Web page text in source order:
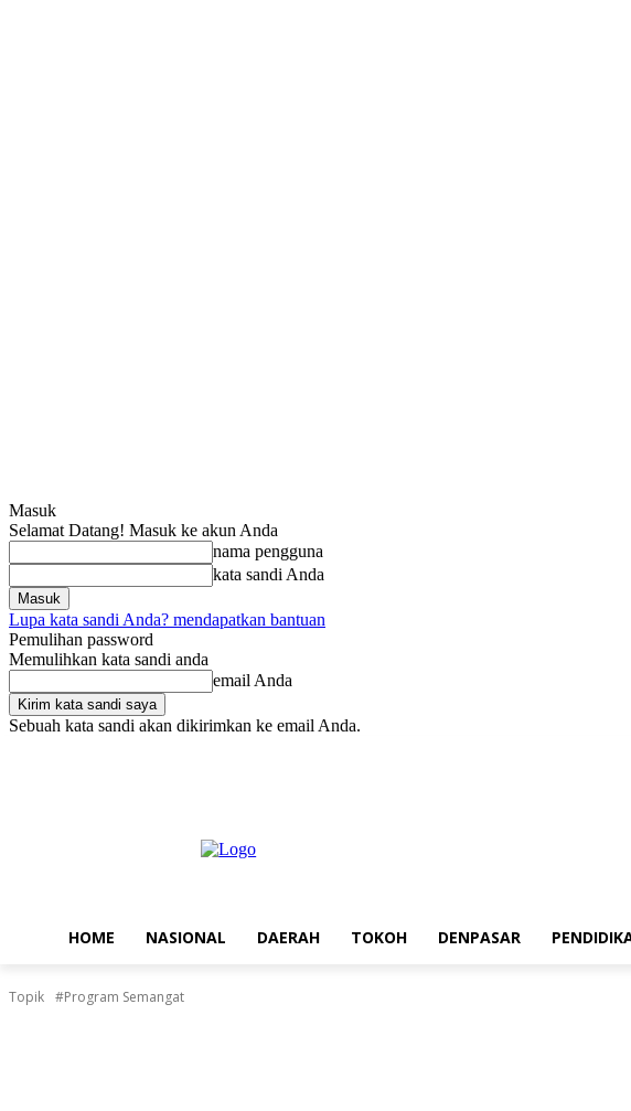
Masuk
Selamat Datang! Masuk ke akun Anda
nama pengguna
kata sandi Anda
Lupa kata sandi Anda? mendapatkan bantuan
Pemulihan password
Memulihkan kata sandi anda
email Anda
Sebuah kata sandi akan dikirimkan ke email Anda.
HOME NASIONAL DAERAH TOKOH DENPASAR
Topik #Program Semangat